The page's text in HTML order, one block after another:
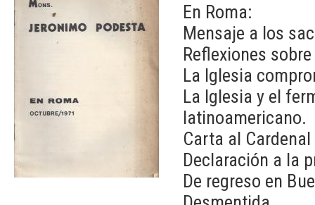
En Roma:
Mensaje a los
Reflexiones
La Iglesia
La Iglesia y el
latinoamericano.
Carta al
Declaración a la
De regreso en